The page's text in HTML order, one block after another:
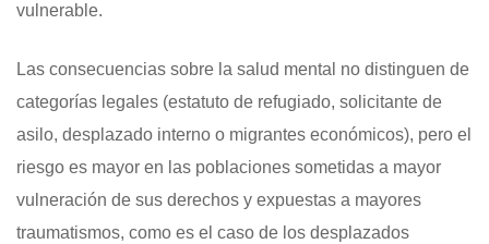
vulnerable.
Las consecuencias sobre la salud mental no distinguen de
categorías legales (estatuto de refugiado, solicitante de
asilo, desplazado interno o migrantes económicos), pero el
riesgo es mayor en las poblaciones sometidas a mayor
vulneración de sus derechos y expuestas a mayores
traumatismos, como es el caso de los desplazados